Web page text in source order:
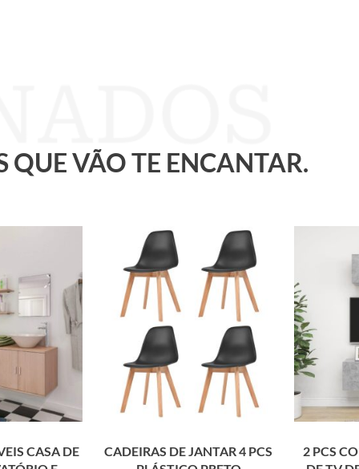
QUE VÃO TE ENCANTAR.
CASA DE
CADEIRAS DE JANTAR 4 PCS
2 PCS